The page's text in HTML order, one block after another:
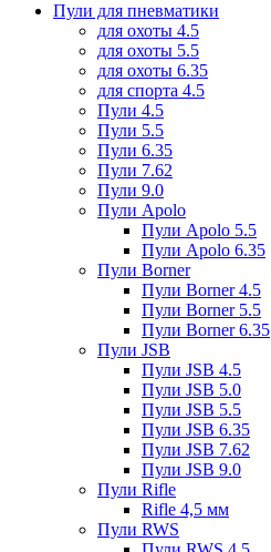
Пули для пневматики
для охоты 4.5
для охоты 5.5
для охоты 6.35
для спорта 4.5
Пули 4.5
Пули 5.5
Пули 6.35
Пули 7.62
Пули 9.0
Пули Apolo
Пули Apolo 5.5
Пули Apolo 6.35
Пули Borner
Пули Borner 4.5
Пули Borner 5.5
Пули Borner 6.35
Пули JSB
Пули JSB 4.5
Пули JSB 5.0
Пули JSB 5.5
Пули JSB 6.35
Пули JSB 7.62
Пули JSB 9.0
Пули Rifle
Rifle 4,5 мм
Пули RWS